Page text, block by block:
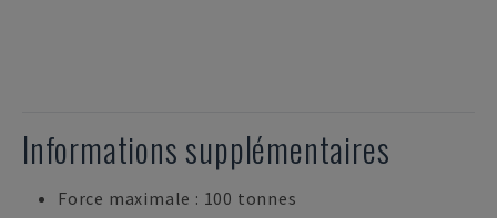
Informations supplémentaires
Force maximale : 100 tonnes